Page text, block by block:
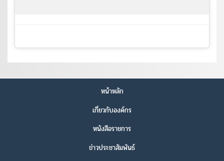
หน้าหลัก
เกี่ยวกับองค์กร
หนังสือราชการ
ข่าวประชาสัมพันธ์